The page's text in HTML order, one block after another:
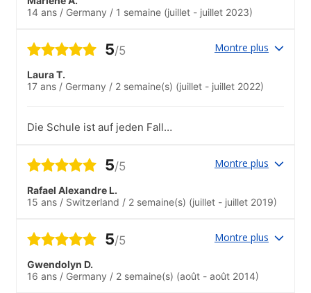
14 ans / Germany / 1 semaine (juillet - juillet 2023)
5/5 Montre plus
Laura T.
17 ans / Germany / 2 semaine(s) (juillet - juillet 2022)
Die Schule ist auf jeden Fall
schnell Anschluss. Trotz der extremen
Unterricht möglich und es wurde durch
die Lehrer und die Mitschüler nie
nur wenige Meter bis zur Bushaltestelle
und von dort nur wenige Minuten bis in
das Zentrum von Oxford..Das Team war
sehr bemüht und sehr nett. Die Ausflüge
waren immer das Highlight im Programm,
5/5 Montre plus
Rafael Alexandre L.
15 ans / Switzerland / 2 semaine(s) (juillet - juillet 2019)
5/5 Montre plus
Gwendolyn D.
16 ans / Germany / 2 semaine(s) (août - août 2014)